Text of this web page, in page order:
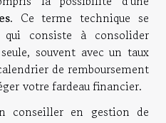
. Ce terme technique se
consiste à consolider
souvent avec un taux
de remboursement
votre fardeau financier.
conseiller en gestion de